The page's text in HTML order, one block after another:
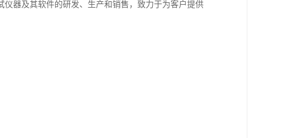
器及其软件的研发、生产和销售，致力于为客户提供